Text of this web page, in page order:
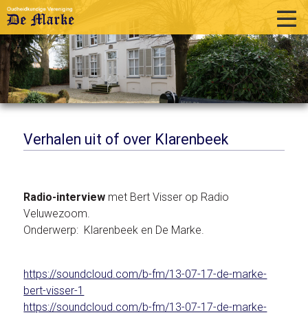
home
historie
activiteiten
Verhalen uit of over Klarenbeek
Radio-interview met Bert Visser op Radio
Veluwezoom.
Onderwerp: Klarenbeek en De Marke.
https://soundcloud.com/b-fm/13-07-17-de-marke-
bert-visser-1
https://soundcloud.com/b-fm/13-07-17-de-marke-